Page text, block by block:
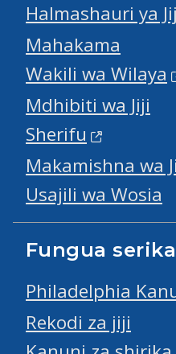
Halmashauri ya
Mahakama
Wakili wa Wilaya
Mdhibiti wa Jiji
Sherifu
Makamishna wa
Usajili wa Wosia
Fungua
Philadelphia
Rekodi za jiji